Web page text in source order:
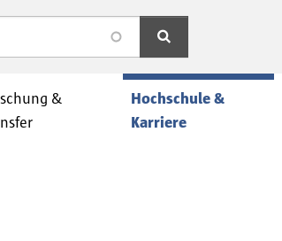
search
&
Hochschule &
Karriere